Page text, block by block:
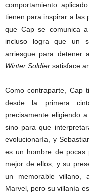
comportamiento:
tienen para inspirar a las
que Cap se comunica
incluso logra que un
arriesgue para detener
Winter Soldier satisface
Como contraparte, Cap
desde la primera
precisamente eligiendo
sino para que
evolucionaría, y
es un hombre de pocas
mejor de ellos, y su
un memorable villano,
Marvel, pero su villanía